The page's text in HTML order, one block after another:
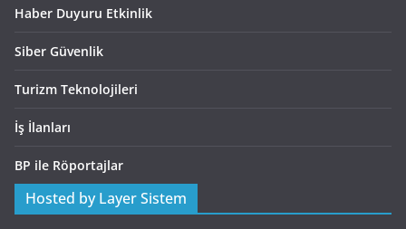
Haber Duyuru Etkinlik
Siber Güvenlik
Turizm Teknolojileri
İş İlanları
BP ile Röportajlar
Hosted by Layer Sistem